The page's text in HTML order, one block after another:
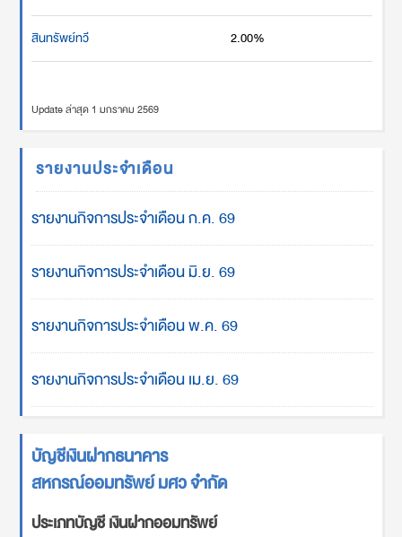
สินทรัพย์ทวี 2.00%
Update ล่าสุด 1 มกราคม 2569
รายงานประจำเดือน
รายงานกิจการประจำเดือน ก.ค. 69
รายงานกิจการประจำเดือน มิ.ย. 69
รายงานกิจการประจำเดือน พ.ค. 69
รายงานกิจการประจำเดือน เม.ย. 69
บัญชีเงินฝากธนาคาร
สหกรณ์ออมทรัพย์ มศว จำกัด
ประเภทบัญชี เงินฝากออมทรัพย์